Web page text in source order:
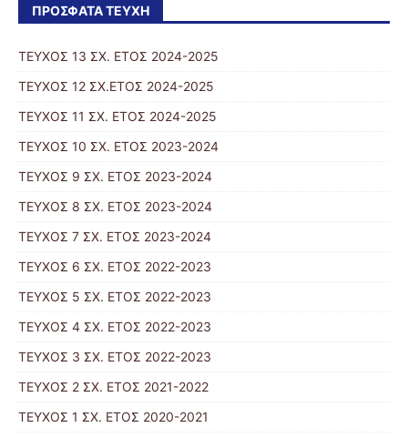
ΠΡΌΣΦΑΤΑ ΤΕΎΧΗ
ΤΕΥΧΟΣ 13 ΣΧ. ΕΤΟΣ 2024-2025
ΤΕΥΧΟΣ 12 ΣΧ.ΕΤΟΣ 2024-2025
ΤΕΥΧΟΣ 11 ΣΧ. ΕΤΟΣ 2024-2025
TΕΥΧΟΣ 10 ΣΧ. ΕΤΟΣ 2023-2024
ΤΕΥΧΟΣ 9 ΣΧ. ΕΤΟΣ 2023-2024
ΤΕΥΧΟΣ 8 ΣΧ. ΕΤΟΣ 2023-2024
ΤΕΥΧΟΣ 7 ΣΧ. ΕΤΟΣ 2023-2024
ΤΕΥΧΟΣ 6 ΣΧ. ΕΤΟΣ 2022-2023
ΤΕΥΧΟΣ 5 ΣΧ. ΕΤΟΣ 2022-2023
ΤΕΥΧΟΣ 4 ΣΧ. ΕΤΟΣ 2022-2023
ΤΕΥΧΟΣ 3 ΣΧ. ΕΤΟΣ 2022-2023
ΤΕΥΧΟΣ 2 ΣΧ. ΕΤΟΣ 2021-2022
ΤΕΥΧΟΣ 1 ΣΧ. ΕΤΟΣ 2020-2021